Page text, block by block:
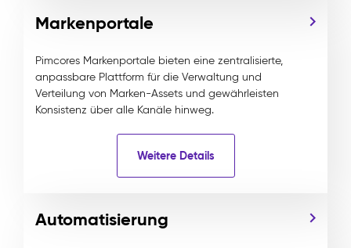
Markenportale
Pimcores Markenportale bieten eine zentralisierte,
anpassbare Plattform für die Verwaltung und
Verteilung von Marken-Assets und gewährleisten
Konsistenz über alle Kanäle hinweg.
Weitere Details
Automatisierung